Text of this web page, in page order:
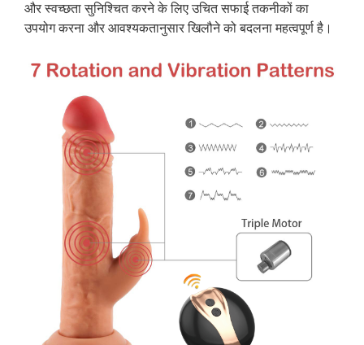
और स्वच्छता सुनिश्चित करने के लिए उचित सफाई तकनीकों का
उपयोग करना और आवश्यकतानुसार खिलौने को बदलना महत्वपूर्ण है।